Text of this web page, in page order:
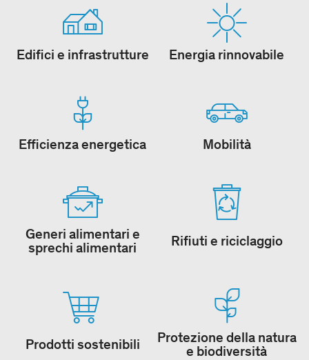
Edifici e infrastrutture Energia rinnovabile
Efficienza energetica Mobilità
Generi alimentari e
sprechi alimentari
Rifiuti e riciclaggio
Prodotti sostenibili
Protezione della natura
e biodiversità